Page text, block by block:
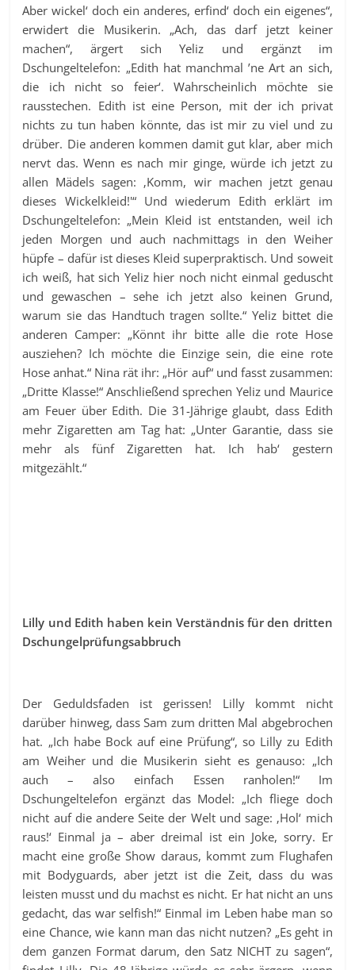
Aber wickel‘ doch ein anderes, erfind‘ doch ein eigenes“,
erwidert die Musikerin. „Ach, das darf jetzt keiner
machen“, ärgert sich Yeliz und ergänzt im
Dschungeltelefon: „Edith hat manchmal ’ne Art an sich,
die ich nicht so feier‘. Wahrscheinlich möchte sie
rausstechen. Edith ist eine Person, mit der ich privat
nichts zu tun haben könnte, das ist mir zu viel und zu
drüber. Die anderen kommen damit gut klar, aber mich
nervt das. Wenn es nach mir ginge, würde ich jetzt zu
allen Mädels sagen: ‚Komm, wir machen jetzt genau
dieses Wickelkleid!'“ Und wiederum Edith erklärt im
Dschungeltelefon: „Mein Kleid ist entstanden, weil ich
jeden Morgen und auch nachmittags in den Weiher
hüpfe – dafür ist dieses Kleid superpraktisch. Und soweit
ich weiß, hat sich Yeliz hier noch nicht einmal geduscht
und gewaschen – sehe ich jetzt also keinen Grund,
warum sie das Handtuch tragen sollte.“ Yeliz bittet die
anderen Camper: „Könnt ihr bitte alle die rote Hose
ausziehen? Ich möchte die Einzige sein, die eine rote
Hose anhat.“ Nina rät ihr: „Hör auf“ und fasst zusammen:
„Dritte Klasse!“ Anschließend sprechen Yeliz und Maurice
am Feuer über Edith. Die 31-Jährige glaubt, dass Edith
mehr Zigaretten am Tag hat: „Unter Garantie, dass sie
mehr als fünf Zigaretten hat. Ich hab‘ gestern
mitgezählt.“
Lilly und Edith haben kein Verständnis für den dritten
Dschungelprüfungsabbruch
Der Geduldsfaden ist gerissen! Lilly kommt nicht
darüber hinweg, dass Sam zum dritten Mal abgebrochen
hat. „Ich habe Bock auf eine Prüfung“, so Lilly zu Edith
am Weiher und die Musikerin sieht es genauso: „Ich
auch – also einfach Essen ranholen!“ Im
Dschungeltelefon ergänzt das Model: „Ich fliege doch
nicht auf die andere Seite der Welt und sage: ‚Hol‘ mich
raus!‘ Einmal ja – aber dreimal ist ein Joke, sorry. Er
macht eine große Show daraus, kommt zum Flughafen
mit Bodyguards, aber jetzt ist die Zeit, dass du was
leisten musst und du machst es nicht. Er hat nicht an uns
gedacht, das war selfish!“ Einmal im Leben habe man so
eine Chance, wie kann man das nicht nutzen? „Es geht in
dem ganzen Format darum, den Satz NICHT zu sagen“,